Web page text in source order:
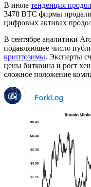
В июле тенденция
3478 BTC фирмы
цифровых активах
В сентябре аналитики
подавляющее число
криптозимы. Эксперты
цены биткоина и рост
сложное положение